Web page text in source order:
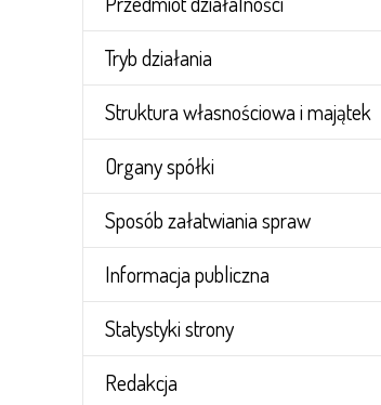
Tryb działania
Struktura własnościowa i majątek
Organy spółki
Sposób załatwiania spraw
Informacja publiczna
Statystyki strony
Redakcja